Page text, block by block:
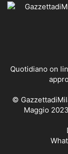
Quotidiano on
©
Maggio